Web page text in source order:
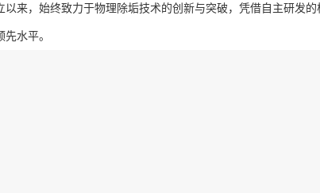
以来，始终致力于物理除垢技术的创新与突破，凭借自主研发
水平。